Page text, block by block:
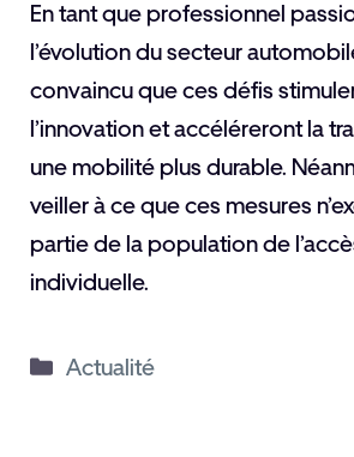
En tant que professionnel
l’évolution du secteur
convaincu que ces défis
l’innovation et accéléreront la
une mobilité plus durable.
veiller à ce que ces mesures
partie de la population de
individuelle.
Catégories
Actualité